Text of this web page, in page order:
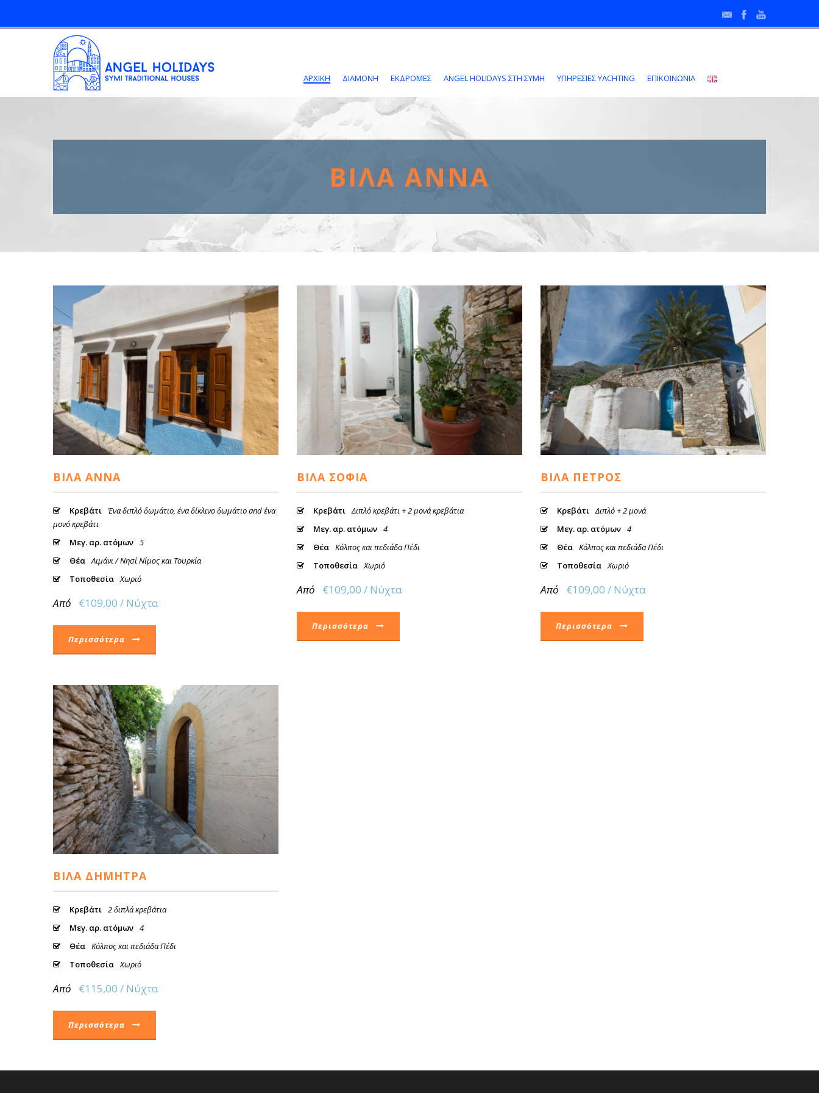
ΑΡΧΙΚΗ ΔΙΑΜΟΝΗ ΕΚΔΡΟΜΕΣ ANGEL HOLIDAYS ΣΤΗ ΣΎΜΗ ΥΠΗΡΕΣΙΕΣ YACHTING ΕΠΙΚΟΙΝΩΝΙΑ
ΒΊΛΑ ΆΝΝΑ
ΒΊΛΑ ΆΝΝΑ
Κρεβάτι Ένα διπλό δωμάτιο, ένα δίκλινο δωμάτιο and ένα
μονό κρεβάτι
Μεγ. αρ. ατόμων 5
Θέα Λιμάνι / Νησί Νίμος και Τουρκία
Τοποθεσία Χωριό
Από €109,00 / Νύχτα
Περισσότερα
ΒΊΛΑ ΣΟΦΊΑ
Κρεβάτι Διπλό κρεβάτι + 2 μονά κρεβάτια
Μεγ. αρ. ατόμων 4
Θέα Κόλπος και πεδιάδα Πέδι
Τοποθεσία Χωριό
Από €109,00 / Νύχτα
Περισσότερα
ΒΊΛΑ ΠΈΤΡΟΣ
Κρεβάτι Διπλό + 2 μονά
Μεγ. αρ. ατόμων 4
Θέα Κόλπος και πεδιάδα Πέδι
Τοποθεσία Χωριό
Από €109,00 / Νύχτα
Περισσότερα
ΒΊΛΑ ΔΉΜΗΤΡΑ
Κρεβάτι 2 διπλά κρεβάτια
Μεγ. αρ. ατόμων 4
Θέα Κόλπος και πεδιάδα Πέδι
Τοποθεσία Χωριό
Από €115,00 / Νύχτα
Περισσότερα